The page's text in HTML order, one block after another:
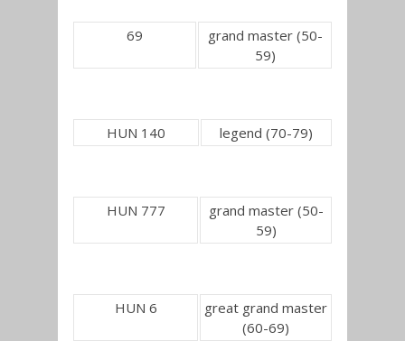
69
grand master (50-
59)
HUN 140 legend (70-79)
HUN 777
grand master (50-
59)
HUN 6
great grand master
(60-69)